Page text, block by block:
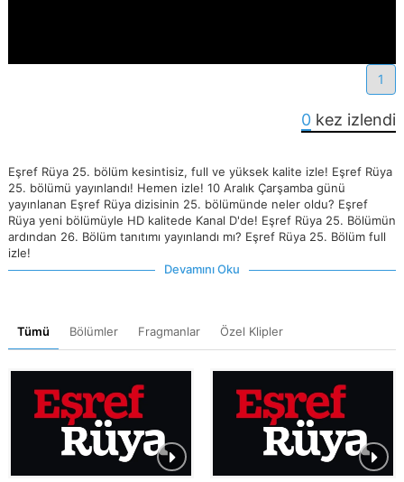
1
0 kez izlendi
Eşref Rüya 25. bölüm kesintisiz, full ve yüksek kalite izle! Eşref Rüya
25. bölümü yayınlandı! Hemen izle! 10 Aralık Çarşamba günü
yayınlanan Eşref Rüya dizisinin 25. bölümünde neler oldu? Eşref
Rüya yeni bölümüyle HD kalitede Kanal D'de! Eşref Rüya 25. Bölümün
ardından 26. Bölüm tanıtımı yayınlandı mı? Eşref Rüya 25. Bölüm full
izle!
Devamını Oku
Tümü Bölümler Fragmanlar Özel Klipler